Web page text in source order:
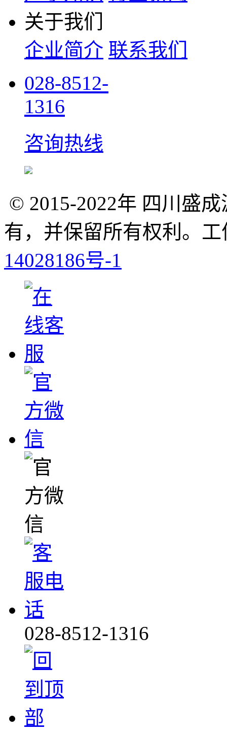
关于我们
企业简介 联系我们
028-8512-
1316
咨询热线
© 2015-2022年 四川盛
有，并保留所有权利。
14028186号-1
028-8512-1316